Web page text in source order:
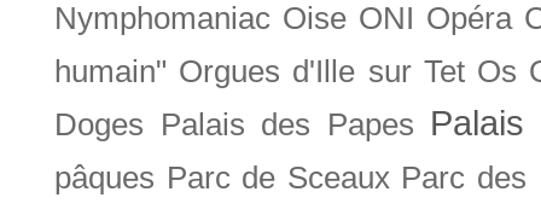
Nymphomaniac Oise ONI Opéra
humain" Orgues d'Ille sur Tet Os
Doges
Palais des Papes Palais
pâques Parc de Sceaux Parc des